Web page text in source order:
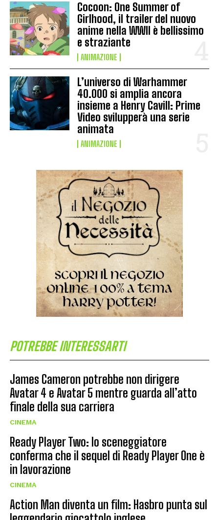
Cocoon: One Summer of
Girlhood, il trailer del nuovo
anime nella WWII è bellissimo
e straziante
ANIMAZIONE
L’universo di Warhammer
40.000 si amplia ancora
insieme a Henry Cavill: Prime
Video svilupperà una serie
animata
ANIMAZIONE
POTREBBE INTERESSARTI
James Cameron potrebbe non dirigere
Avatar 4 e Avatar 5 mentre guarda all’atto
finale della sua carriera
CINEMA
Ready Player Two: lo sceneggiatore
conferma che il sequel di Ready Player One è
in lavorazione
CINEMA
Action Man diventa un film: Hasbro punta sul